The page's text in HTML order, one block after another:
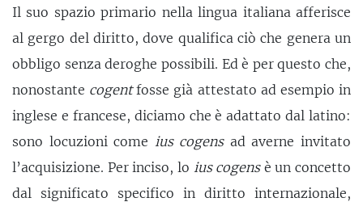
Il suo spazio primario nella lingua italiana afferisce
al gergo del diritto, dove qualifica ciò che genera un
obbligo senza deroghe possibili. Ed è per questo che,
nonostante cogentfosse già attestato ad esempio in
inglese e francese, diciamo che è adattato dal latino:
sono locuzioni come ius cogensad averne invitato
l’acquisizione. Per inciso, lo ius cogensè un concetto
dal significato specifico in diritto internazionale,